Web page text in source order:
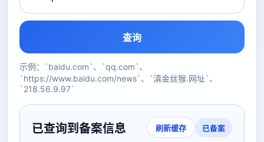
查询
示例：`baidu.com`、`qq.com`、
`https://www.baidu.com/news`、`滇金丝猴.网址`、
`218.56.9.97`
已查询到备案信息 刷新缓存 已备案